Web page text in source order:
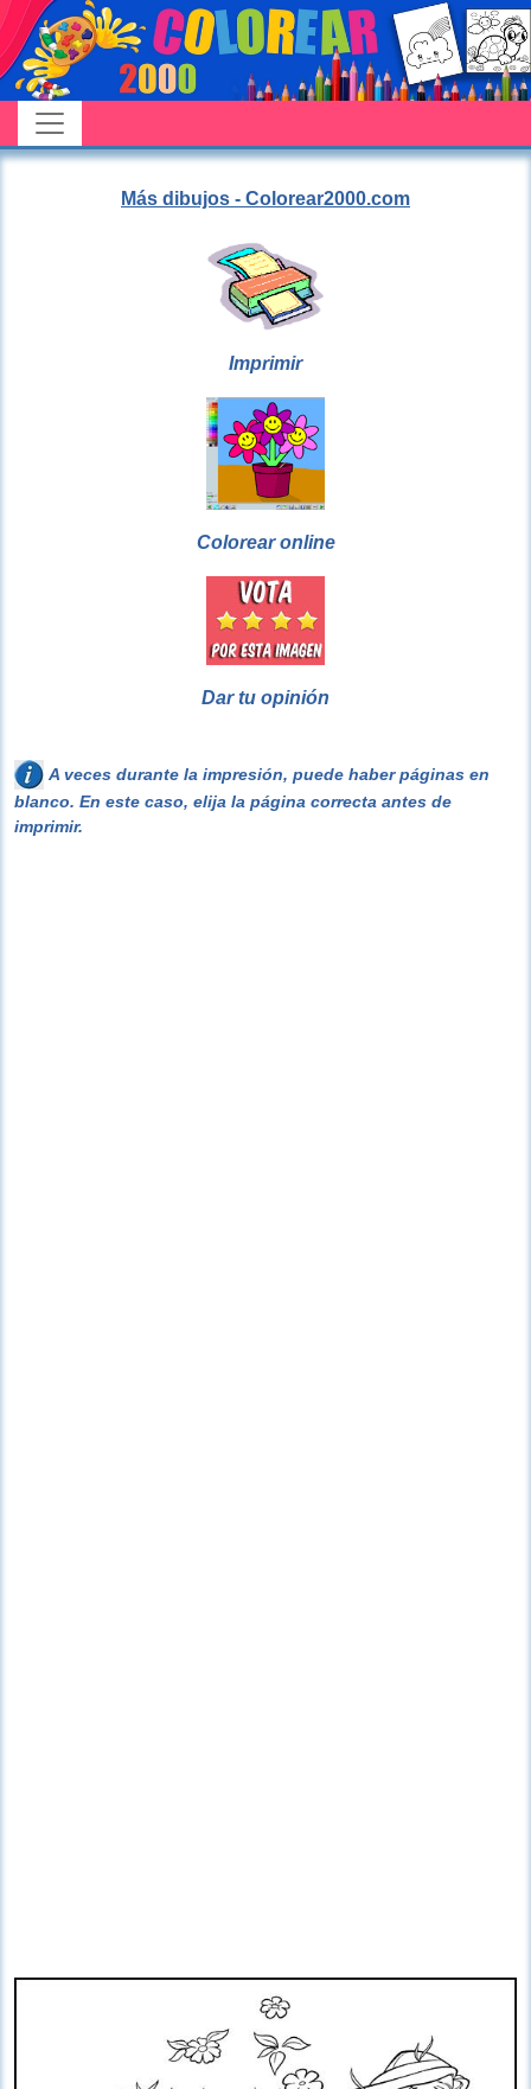
Más dibujos - Colorear2000.com
Imprimir
Colorear online
Dar tu opinión
A veces durante la impresión, puede haber páginas en
blanco. En este caso, elija la página correcta antes de
imprimir.